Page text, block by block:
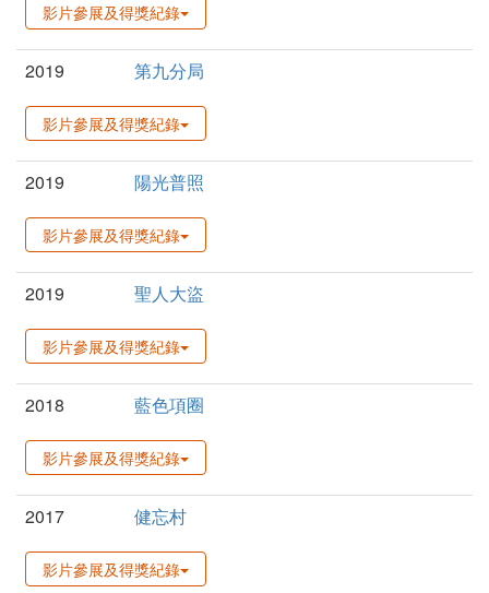
影片參展及得獎紀錄
2019 第九分局
影片參展及得獎紀錄
2019 陽光普照
影片參展及得獎紀錄
2019 聖人大盜
影片參展及得獎紀錄
2018 藍色項圈
影片參展及得獎紀錄
2017 健忘村
影片參展及得獎紀錄